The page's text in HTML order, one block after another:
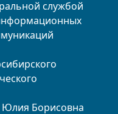
службой
Юлия Борисовна